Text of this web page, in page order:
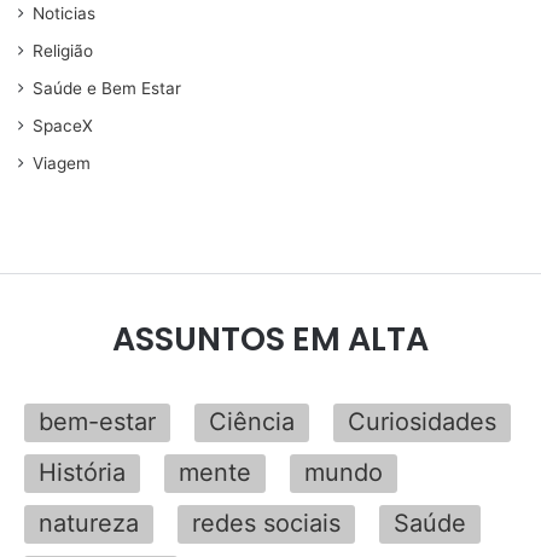
Noticias
Religião
Saúde e Bem Estar
SpaceX
Viagem
ASSUNTOS EM ALTA
bem-estar Ciência
Curiosidades
História
mente
mundo
natureza
redes sociais
Saúde